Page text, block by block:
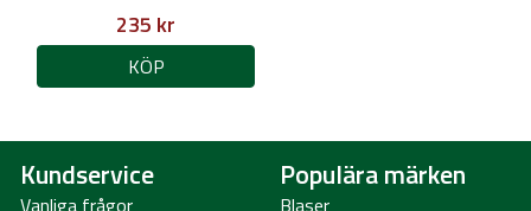
235 kr
KÖP
Kundservice Populära märken